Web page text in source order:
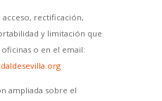
acceso, rectificación,
y limitación que
o en el email:
ampliada sobre el